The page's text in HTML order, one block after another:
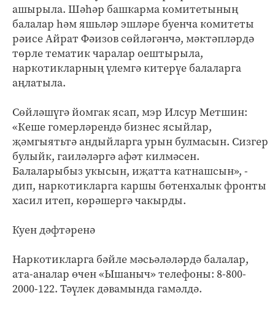
ашырыла. Шәһәр башкарма комитетының
балалар һәм яшьләр эшләре буенча комитеты
рәисе Айрат Фәизов сөйләгәнчә, мәктәпләрдә
төрле тематик чаралар оештырыла,
наркотикларның үлемгә китерүе балаларга
аңлатыла.
Сөйләшүгә йомгак ясап, мэр Илсур Метшин:
«Кеше гомерләрендә бизнес ясыйлар,
җәмгыятьтә андыйларга урын булмасын. Сизгер
булыйк, гаиләләргә афәт килмәсен.
Балаларыбыз укысын, иҗатта катнашсын», -
дип, наркотикларга каршы бөтенхалык фронты
хасил итеп, көрәшергә чакырды.
Куен дәфтәренә
Наркотикларга бәйле мәсьәләләрдә балалар,
ата-аналар өчен «Ышаныч» телефоны: 8-800-
2000-122. Тәүлек дәвамында гамәлдә.